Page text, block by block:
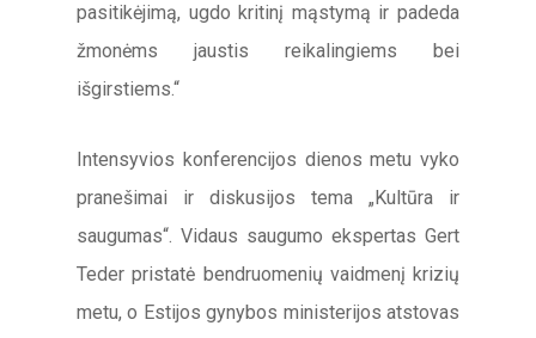
pasitikėjimą, ugdo kritinį mąstymą ir padeda
žmonėms jaustis reikalingiems bei
išgirstiems.“
Intensyvios konferencijos dienos metu vyko
pranešimai ir diskusijos tema „Kultūra ir
saugumas“. Vidaus saugumo ekspertas Gert
Teder pristatė bendruomenių vaidmenį krizių
metu, o Estijos gynybos ministerijos atstovas